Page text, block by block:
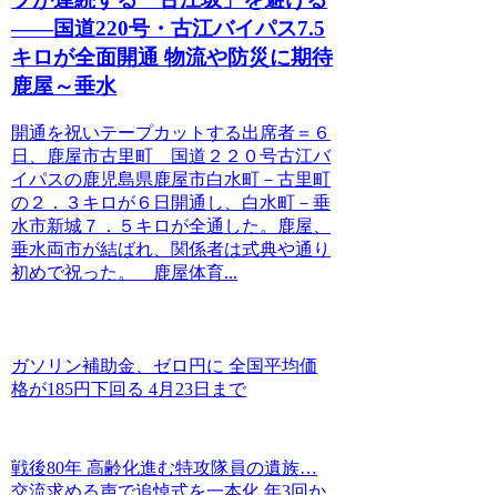
――国道220号・古江バイパス7.5
キロが全面開通 物流や防災に期待
鹿屋～垂水
開通を祝いテープカットする出席者＝６
日、鹿屋市古里町 国道２２０号古江バ
イパスの鹿児島県鹿屋市白水町－古里町
の２．３キロが６日開通し、白水町－垂
水市新城７．５キロが全通した。鹿屋、
垂水両市が結ばれ、関係者は式典や通り
初めで祝った。 鹿屋体育...
ガソリン補助金、ゼロ円に 全国平均価
格が185円下回る 4月23日まで
戦後80年 高齢化進む特攻隊員の遺族…
交流求める声で追悼式を一本化 年3回か